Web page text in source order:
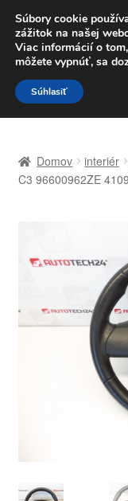
DOPRAVA od
Po–Pi
Preskočiť
na
navigáciu
Preskočiť
na
obsah
Celosvetová
Kontakt
Obchodné
Domov interiér
C3 96600962ZE
Súbory cookie
zážitok na našej
Viac informácií o
môžete vypnúť, sa
Súhlasiť